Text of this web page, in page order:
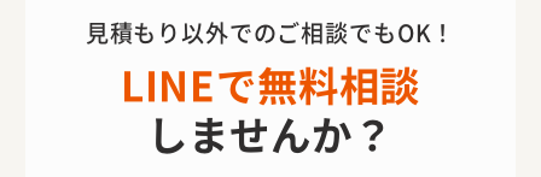
見積もり以外でのご相談でもOK！
LINEで無料相談
しませんか？